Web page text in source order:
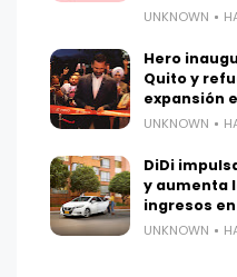
UNKNOWN
Hero
Quito y
expansión
UNKNOWN
DiDi
y aumenta
ingresos
UNKNOWN